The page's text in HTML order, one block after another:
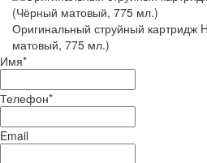
Оригинальный струйный картридж
матовый, 775 мл.)
Имя*
Телефон*
Email